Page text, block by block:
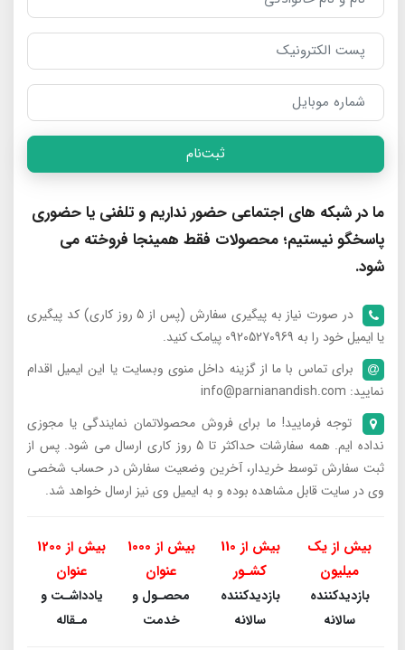
ثبت‌نام
ما در شبکه های اجتماعی حضور نداریم و تلفنی یا حضوری
پاسخگو نیستیم؛ محصولات فقط همینجا فروخته می
شود.
در صورت نیاز به پیگیری سفارش (پس از 5 روز کاری) کد پیگیری
یا ایمیل خود را به 09205270969 پیامک کنید.
برای تماس با ما از گزینه داخل منوی وبسایت یا این ایمیل اقدام
نمایید: info@parnianandish.com
توجه فرمایید! ما برای فروش محصولاتمان نمایندگی یا مجوزی
نداده ایم. همه سفارشات حداکثر تا 5 روز کاری ارسال می شود. پس از
ثبت سفارش توسط خریدار، آخرین وضعیت سفارش در حساب شخصی
وی در سایت قابل مشاهده بوده و به ایمیل وی نیز ارسال خواهد شد.
بیش از یک
میلیون
بازدیدکننده
سالانه
بیش از 110
کشـور
بازدیدکننده
سالانه
بیش از 1000
عنوان
محصـول و
خدمت
بیش از 1200
عنوان
یادداشـت و
مـقاله